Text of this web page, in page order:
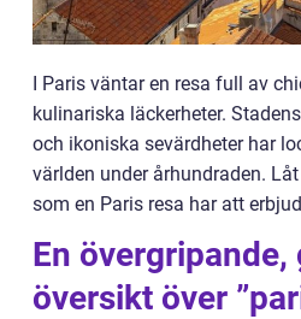
I Paris väntar en resa full av
kulinariska läckerheter.
och ikoniska sevärdheter har
världen under århundraden.
som en Paris resa har att
En övergripande,
översikt över